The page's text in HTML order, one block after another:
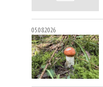
05.08.2026